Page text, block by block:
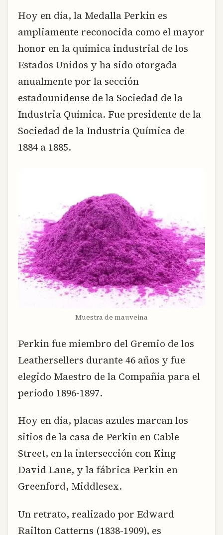
Hoy en día, la Medalla Perkin es
ampliamente reconocida como el mayor
honor en la química industrial de los
Estados Unidos y ha sido otorgada
anualmente por la sección
estadounidense de la Sociedad de la
Industria Química. Fue presidente de la
Sociedad de la Industria Química de
1884 a 1885.
Muestra de mauveina
Perkin fue miembro del Gremio de los
Leathersellers durante 46 años y fue
elegido Maestro de la Compañía para el
período 1896-1897.
Hoy en día, placas azules marcan los
sitios de la casa de Perkin en Cable
Street, en la intersección con King
David Lane, y la fábrica Perkin en
Greenford, Middlesex.
Un retrato, realizado por Edward
Railton Catterns (1838-1909), es